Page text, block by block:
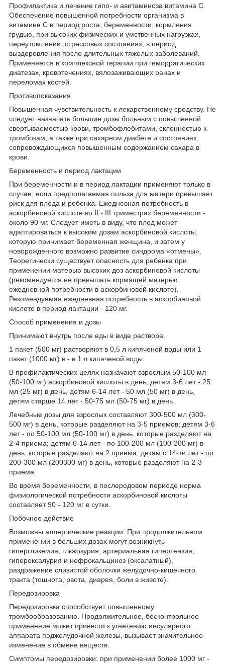
Профилактика и лечение гипо- и авитаминоза витамина С.
Обеспечение повышенной потребности организма в
витамине С в период роста, беременности, кормления
грудью, при высоких физических и умственных нагрузках,
переутомлении, стрессовых состояниях, в период
выздоровления после длительных тяжелых заболеваний.
Применяется в комплексной терапии при геморрагических
диатезах, кровотечениях, вялозаживающих ранах и
переломах костей.
Противопоказания
Повышенная чувствительность к лекарственному средству. Не
следует назначать большие дозы больным с повышенной
свертываемостью крови, тромбофлебитами, склонностью к
тромбозам, а также при сахарном диабете и состояниях,
сопровождающихся повышенным содержанием сахара в
крови.
Беременность и период лактации
При беременности и в период лактации применяют только в
случае, если предполагаемая польза для матери превышает
риск для плода и ребенка. Ежедневная потребность в
аскорбиновой кислоте во II - III триместрах беременности -
около 90 мг. Следует иметь в виду, что плод может
адаптироваться к высоким дозам аскорбиновой кислоты,
которую принимает беременная женщина, и затем у
новорожденного возможно развитие синдрома «отмены».
Теоретически существует опасность для ребенка при
применении матерью высоких доз аскорбиновой кислоты
(рекомендуется не превышать кормящей матерью
ежедневной потребности в аскорбиновой кислоте).
Рекомендуемая ежедневная потребность в аскорбиновой
кислоте в период лактации - 120 мг.
Способ применения и дозы
Принимают внутрь после еды в виде раствора.
1 пакет (500 мг) растворяют в 0,5 л кипяченой воды или 1
пакет (1000 мг) в - в 1 л кипяченой воды.
В профилактических целях назначают взрослым 50-100 мл
(50-100 мг) аскорбиновой кислоты в день, детям 3-6 лет - 25
мл (25 мг) в день, детям 6-14 лет - 50 мл (50 мг) в день,
детям старше 14 лет - 50-75 мл (50-75 мг) в день.
Лечебные дозы для взрослых составляют 300-500 мл (300-
500 мг) в день, которые разделяют на 3-5 приемов; детям 3-6
лет - по 50-100 мл (50-100 мг) в день, которые разделяют на
2-4 приема; детям 6-14 лет - по 100-200 мл (100-200 мг) в
день, которые разделяют на 2 приема; детям с 14-ти лет - по
200-300 мл (200­300 мг) в день, которые разделяют на 2-3
приема.
Во время беременности, в послеродовом периоде норма
физиологической потребности аскорбиновой кислоты
составляет 90 - 120 мг в сутки.
Побочное действие
Возможны аллергические реакции. При продолжительном
применении в больших дозах могут возникнуть
гипергликемия, глкжозурия, артериальная гипертензия,
гипероксалурия и нефрокальциноз (оксалатный),
раздражение слизистой оболочки желудочно-кишечного
тракта (тошнота, рвота, диарея, боли в животе).
Передозировка
Передозировка способствует повышенному
тромбообразованию. Продолжительное, бесконтрольное
применение может привести к угнетению инсулярного
аппарата поджелудочной железы, вызывает значительное
изменение в обмене веществ.
Симптомы передозировки: при применении более 1000 мг -